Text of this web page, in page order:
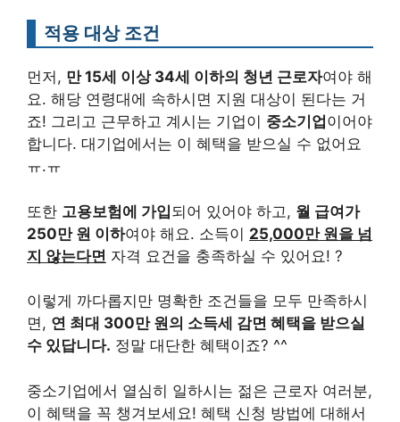
적용 대상 조건
먼저, 만 15세 이상 34세 이하의 청년 근로자여야 해
요. 해당 연령대에 속하시면 지원 대상이 된다는 거
죠! 그리고 근무하고 계시는 기업이 중소기업 이어야
합니다. 대기업에서는 이 혜택을 받으실 수 없어요
ㅠ.ㅠ
또한 고용보험에 가입되어 있어야 하고, 월 급여가
250만 원 이하여야 해요. 소득이 25,000만 원을 넘
지 않는다면 자격 요건을 충족하실 수 있어요! ?
이렇게 까다롭지만 명확한 조건들을 모두 만족하시
면, 연 최대 300만 원의 소득세 감면 혜택을 받으실
수 있답니다. 정말 대단한 혜택이죠? ^^
중소기업에서 열심히 일하시는 젊은 근로자 여러분,
이 혜택을 꼭 챙겨보세요! 혜택 신청 방법에 대해서